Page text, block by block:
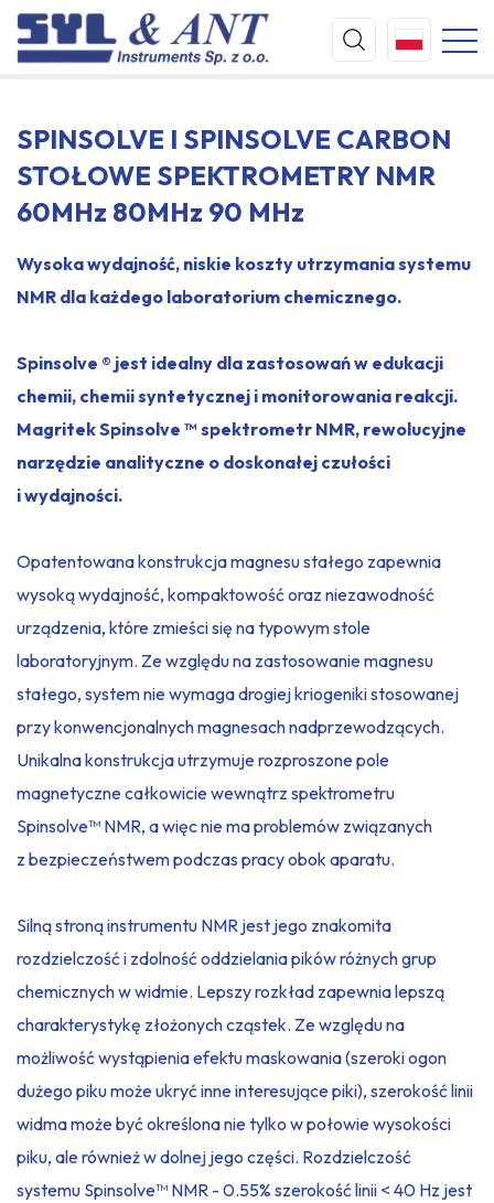
SPINSOLVE I SPINSOLVE CARBON
STOŁOWE SPEKTROMETRY NMR
60MHz 80MHz 90 MHz
Wysoka wydajność, niskie koszty utrzymania systemu
NMR dla każdego laboratorium chemicznego.
Spinsolve ® jest idealny dla zastosowań w edukacji
chemii, chemii syntetycznej i monitorowania reakcji.
Magritek Spinsolve ™ spektrometr NMR, rewolucyjne
narzędzie analityczne o doskonałej czułości
i wydajności.
Opatentowana konstrukcja magnesu stałego zapewnia
wysoką wydajność, kompaktowość oraz niezawodność
urządzenia, które zmieści się na typowym stole
laboratoryjnym. Ze względu na zastosowanie magnesu
stałego, system nie wymaga drogiej kriogeniki stosowanej
przy konwencjonalnych magnesach nadprzewodzących.
Unikalna konstrukcja utrzymuje rozproszone pole
magnetyczne całkowicie wewnątrz spektrometru
Spinsolve™ NMR, a więc nie ma problemów związanych
z bezpieczeństwem podczas pracy obok aparatu.
Silną stroną instrumentu NMR jest jego znakomita
rozdzielczość i zdolność oddzielania pików różnych grup
chemicznych w widmie. Lepszy rozkład zapewnia lepszą
charakterystykę złożonych cząstek. Ze względu na
możliwość wystąpienia efektu maskowania (szeroki ogon
dużego piku może ukryć inne interesujące piki), szerokość linii
widma może być określona nie tylko w połowie wysokości
piku, ale również w dolnej jego części. Rozdzielczość
systemu Spinsolve™ NMR - 0.55% szerokość linii < 40 Hz jest